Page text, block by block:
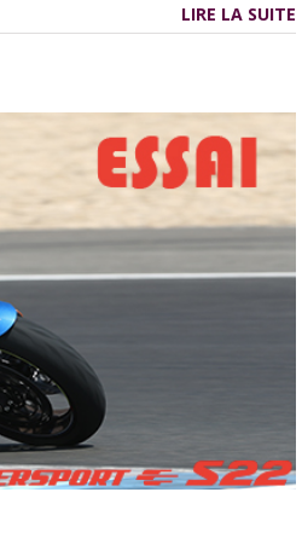
LIRE LA SUITE